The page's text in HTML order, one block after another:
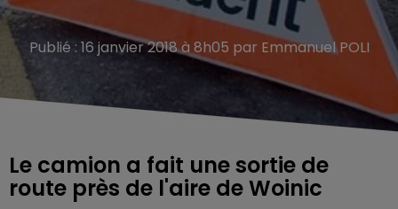
Publié : 16 janvier 2018 à 8h05 par Emmanuel POLI
Le camion a fait une sortie de
route près de l'aire de Woinic